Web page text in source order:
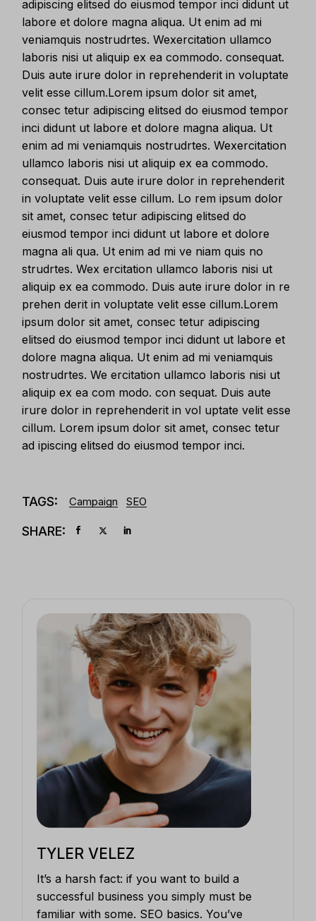
adipiscing elitsed do eiusmod tempor inci didunt ut
labore et dolore magna aliqua. Ut enim ad mi
veniamquis nostrudrtes. Wexercitation ullamco
laboris nisi ut aliquip ex ea commodo. consequat.
Duis aute irure dolor in reprehenderit in voluptate
velit esse cillum.Lorem ipsum dolor sit amet,
consec tetur adipiscing elitsed do eiusmod tempor
inci didunt ut labore et dolore magna aliqua. Ut
enim ad mi veniamquis nostrudrtes. Wexercitation
ullamco laboris nisi ut aliquip ex ea commodo.
consequat. Duis aute irure dolor in reprehenderit
in voluptate velit esse cillum. Lo rem ipsum dolor
sit amet, consec tetur adipiscing elitsed do
eiusmod tempor inci didunt ut labore et dolore
magna ali qua. Ut enim ad mi ve niam quis no
strudrtes. Wex ercitation ullamco laboris nisi ut
aliquip ex ea commodo. Duis aute irure dolor in re
prehen derit in voluptate velit esse cillum.Lorem
ipsum dolor sit amet, consec tetur adipiscing
elitsed do eiusmod tempor inci didunt ut labore et
dolore magna aliqua. Ut enim ad mi veniamquis
nostrudrtes. We ercitation ullamco laboris nisi ut
aliquip ex ea com modo. con sequat. Duis aute
irure dolor in reprehenderit in vol uptate velit esse
cillum. Lorem ipsum dolor sit amet, consec tetur
ad ipiscing elitsed do eiusmod tempor inci.
TAGS: Campaign SEO
SHARE:
TYLER VELEZ
It’s a harsh fact: if you want to build a
successful business you simply must be
familiar with some. SEO basics. You’ve